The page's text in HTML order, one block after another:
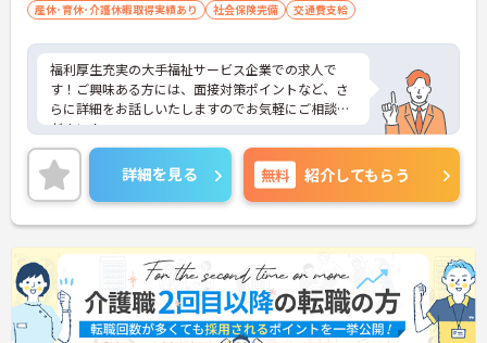
産休･育休･介護休暇取得実績あり
社会保険完備 交通費支給
福利厚生充実の大手福祉サービス企業での求人で
す！ご興味ある方には、面接対策ポイントなど、さ
らに詳細をお話しいたしますのでお気軽にご相談く
ださい！
詳細を見る 無料 紹介してもらう